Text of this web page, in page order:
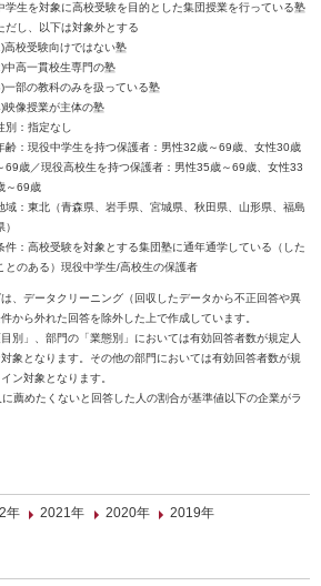
学生を対象に高校受験を目的とした集団授業を行っている塾
だし、以下は対象外とする
高校受験向けではない塾
中高一貫校生専門の塾
一部の教科のみを扱っている塾
映像授業が主体の塾
別：指定なし
齢：現役中学生を持つ保護者：男性32歳～69歳、女性30歳
69歳／現役高校生を持つ保護者：男性35歳～69歳、女性33
～69歳
域：東北（青森県、岩手県、宮城県、秋田県、山形県、福島
）
件：高校受験を対象とする集団塾に通年通学している（した
とのある）現役中学生/高校生の保護者
、データクリーニング（回収したデータから不正回答や異
から外れた回答を除外した上で作成しています。
別」、部門の「業態別」においては有効回答者数が規定人
象となります。その他の部門においては有効回答者数が規
ン対象となります。
薦めたくないと回答した人の割合が基準値以下の企業がラ
年 2021年 2020年 2019年